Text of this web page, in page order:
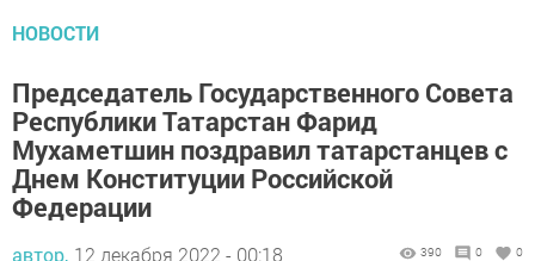
НОВОСТИ
Председатель Государственного Совета
Республики Татарстан Фарид
Мухаметшин поздравил татарстанцев с
Днем Конституции Российской
Федерации
автор, 12 декабря 2022 - 00:18